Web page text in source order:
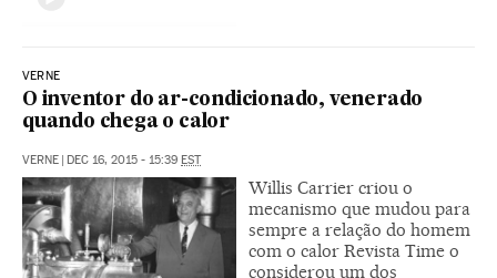
VERNE
O inventor do ar-condicionado, venerado
quando chega o calor
VERNE | DEC 16, 2015 - 15:39 EST
Willis Carrier criou o
mecanismo que mudou para
sempre a relação do homem
com o calor Revista Time o
considerou um dos